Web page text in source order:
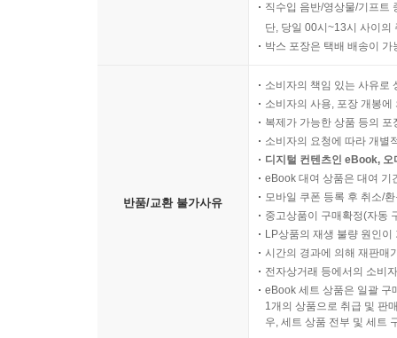
직수입 음반/영상물/기프트
단, 당일 00시~13시 사이의
박스 포장은 택배 배송이
반품/교환 불가사유
소비자의 책임 있는 사유로
소비자의 사용, 포장 개봉
복제가 가능한 상품 등의
소비자의 요청에 따라 개별
디지털 컨텐츠인 eBook,
eBook 대여 상품은 대여 기
모바일 쿠폰 등록 후 취소/
중고상품이 구매확정(자동
LP상품의 재생 불량 원인
시간의 경과에 의해 재판매
전자상거래 등에서의 소비
eBook 세트 상품은 일괄 구
1개의 상품으로 취급 및 판
우, 세트 상품 전부 및 세트